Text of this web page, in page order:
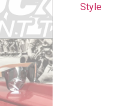
Style